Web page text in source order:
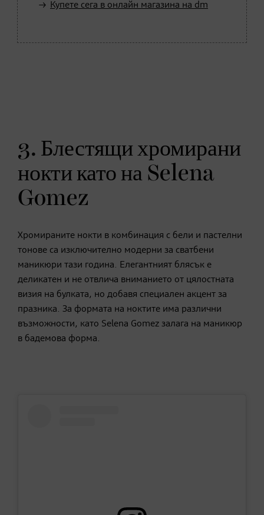
Купете сега в онлайн магазина на dm
3. Блестящи хромирани
нокти като на Selena
Gomez
Хромираните нокти в комбинация с бели и пастелни
тонове са изключително модерни за сватбени
маникюри тази година. Елегантният блясък е
деликатен и не отвлича вниманието от цялостната
визия на булката, но добавя специален акцент за
празника. За формата на ноктите има различни
възможности, като Selena Gomez залага на маникюр
в бадемова форма.